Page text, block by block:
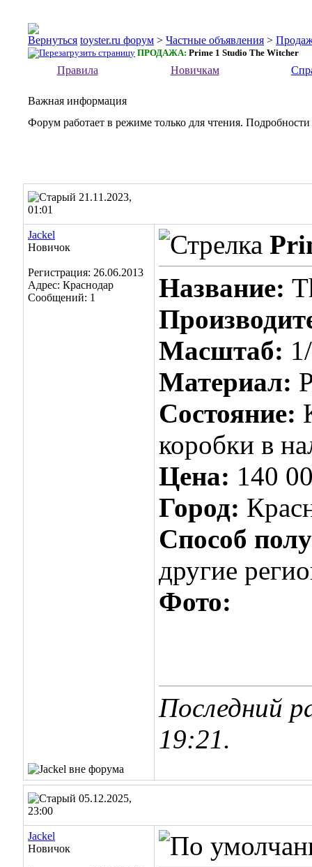
toyster.ru форум > Частные объявления >
ПРОДАЖА: Prime 1 Studio The Witcher
Правила Новичкам
Важная информация
Форум работает в режиме только для чтения.
21.11.2023,
01:01
Jackel
Новичок
Регистрация: 26.06.2013
Адрес: Краснодар
Сообщений: 1
Название:
Масштаб:
Материал:
Состояние:
коробки в
Цена: 140
Город:
Способ
другие
Фото:
Последний
19:21.
05.12.2025,
23:00
Jackel
Новичок